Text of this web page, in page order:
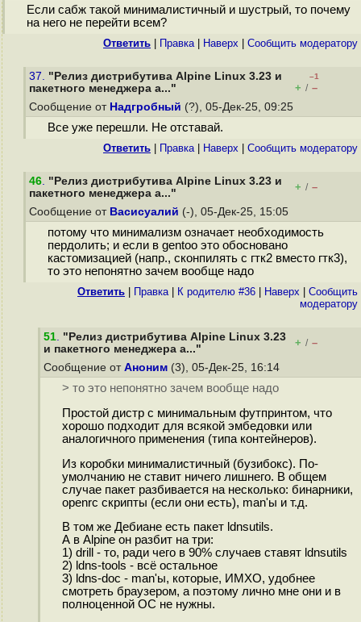
Если сабж такой минималистичный и шустрый, то почему
на него не перейти всем?
Ответить Правка| Наверх Cообщить модератору
37. "Релиз дистрибутива Alpine Linux 3.23 и
пакетного менеджера a..."
–1
+ / –
Сообщение от Надгробный (?), 05-Дек-25, 09:25
Все уже перешли. Не отставай.
Ответить Правка| Наверх Cообщить модератору
46. "Релиз дистрибутива Alpine Linux 3.23 и
пакетного менеджера a..."
+ / –
Сообщение от Васисуалий (-), 05-Дек-25, 15:05
потому что минимализм означает необходимость
пердолить; и если в gentoo это обосновано
кастомизацией (напр., сконпилять с гтк2 вместо гтк3),
то это непонятно зачем вообще надо
Ответить Правка| К родителю #36 Наверх
Cообщить
модератору
51. "Релиз дистрибутива Alpine Linux 3.23
и пакетного менеджера a..."
+ / –
Сообщение от Аноним (3), 05-Дек-25, 16:14
> то это непонятно зачем вообще надо
Простой дистр с минимальным футпринтом, что
хорошо подходит для всякой эмбедовки или
аналогичного применения (типа контейнеров).
Из коробки минималистичный (бузибокс). По-
умолчанию не ставит ничего лишнего. В общем
случае пакет разбивается на несколько: бинарники,
openrc скрипты (если они есть), man'ы и т.д.
В том же Дебиане есть пакет ldnsutils.
А в Alpine он разбит на три:
1) drill - то, ради чего в 90% случаев ставят ldnsutils
2) ldns-tools - всё остальное
3) ldns-doc - man'ы, которые, ИМХО, удобнее
смотреть браузером, а поэтому лично мне они и в
полноценной ОС не нужны.